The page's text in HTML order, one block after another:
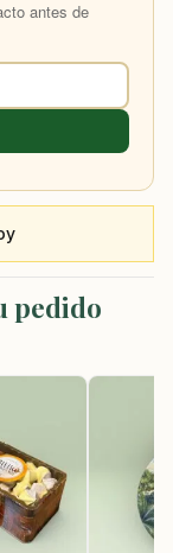
antes de
pedido